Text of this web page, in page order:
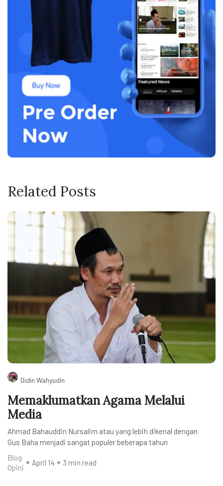
Related Posts
Didin Wahyudin
Memaklumatkan Agama Melalui
Media
Ahmad Bahauddin Nursalim atau yang lebih dikenal dengan
Gus Baha menjadi sangat populer beberapa tahun
Blog
Opini
April 14 3 min read